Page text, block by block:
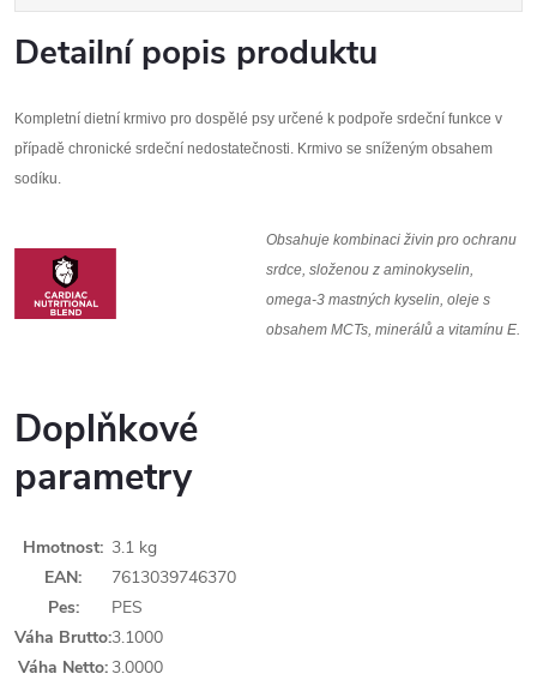
Detailní popis produktu
Kompletní dietní krmivo pro dospělé psy určené k podpoře srdeční funkce v
případě chronické srdeční nedostatečnosti. Krmivo se sníženým obsahem
sodíku.
Obsahuje kombinaci živin pro ochranu
srdce, složenou z aminokyselin,
omega-3 mastných kyselin, oleje s
obsahem MCTs, minerálů a vitamínu E.
Doplňkové
parametry
Hmotnost: 3.1 kg
EAN:
7613039746370
Pes:
PES
Váha Brutto:3.1000
Váha Netto: 3.0000